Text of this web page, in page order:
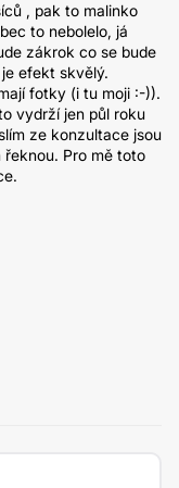
, pak to malinko
to nebolelo, já
zákrok co se bude
efekt skvělý.
fotky (i tu moji :-)).
vydrží jen půl roku
ze konzultace jsou
Pro mě toto